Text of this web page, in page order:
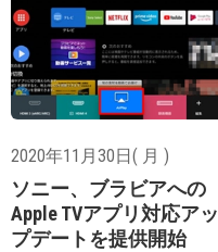
2020年11月30日( 月 )
ソニー、ブラビアへの
Apple TVアプリ対応アッ
プデートを提供開始